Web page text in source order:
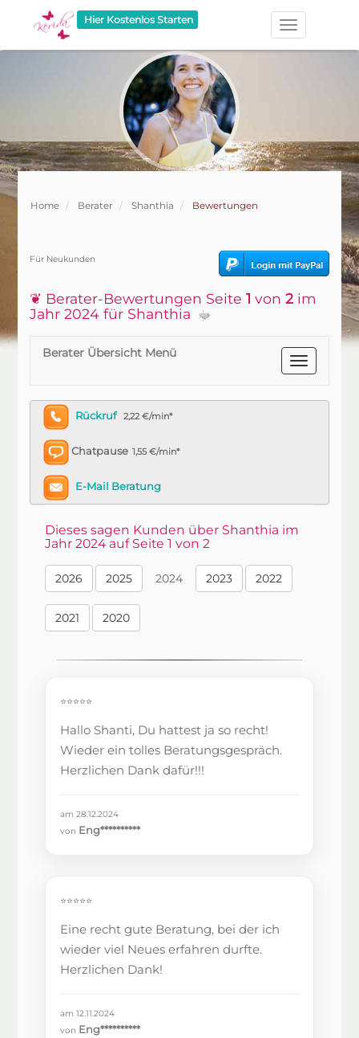
Hier Kostenlos Starten
Home Berater Shanthia Bewertungen
Für Neukunden
❦ Berater-Bewertungen Seite1 von2 im
Jahr 2024 für Shanthia
Berater Übersicht Menü
Rückruf 2,22 €/min*
Chatpause 1,55 €/min*
E-Mail Beratung
Dieses sagen Kunden über Shanthia im
Jahr 2024 auf Seite 1 von 2
2026 2025 2024 2023 2022
2021 2020
⭐⭐⭐⭐⭐
Hallo Shanti, Du hattest ja so recht!
Wieder ein tolles Beratungsgespräch.
Herzlichen Dank dafür!!!
am 28.12.2024
von Eng**********
⭐⭐⭐⭐⭐
Eine recht gute Beratung, bei der ich
wieder viel Neues erfahren durfte.
Herzlichen Dank!
am 12.11.2024
von Eng**********